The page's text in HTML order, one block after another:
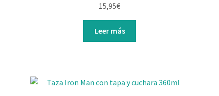
15,95€
Leer más